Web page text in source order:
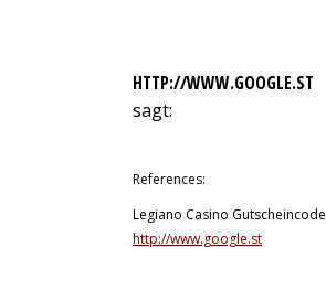
HTTP://WWW.GOOGLE.ST
sagt:
References:
Legiano Casino Gutscheincode
http://www.google.st